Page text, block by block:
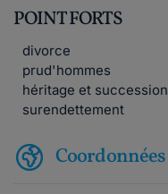
POINT FORTS
divorce
prud'hommes
héritage et succession
surendettement
Coordonnées